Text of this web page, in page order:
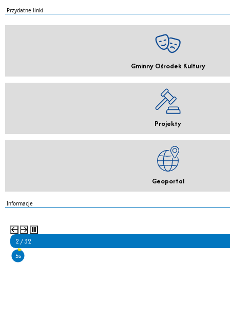
Przydatne linki
Gminny Ośrodek Kultury
Projekty
Geoportal
Informacje
2 / 32
4s